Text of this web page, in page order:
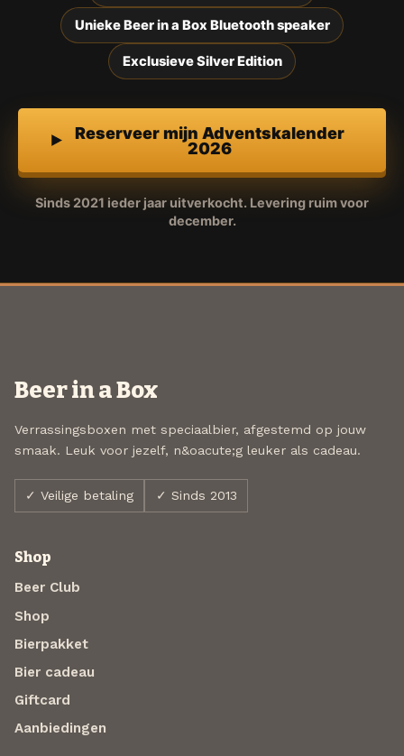
Unieke Beer in a Box Bluetooth speaker
Exclusieve Silver Edition
Reserveer mijn Adventskalender
2026
Sinds 2021 ieder jaar uitverkocht. Levering ruim voor
december.
Beer in a Box
Verrassingsboxen met speciaalbier, afgestemd op jouw
smaak. Leuk voor jezelf, n&oacute;g leuker als cadeau.
✓ Veilige betaling ✓ Sinds 2013
Shop
Beer Club
Shop
Bierpakket
Bier cadeau
Giftcard
Aanbiedingen